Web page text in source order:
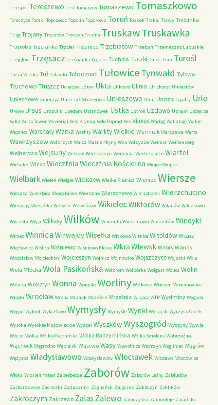
Terespol Tereszewo Tleń Tomaryny Tomaszewo Tomaszkowo
Tomczyce Tomki Topczewo Topolin Toporowo Toruń Toszek Trakai Trawy Treblinka
Trląg Trojany Trojanów Troszyn Trudna TruskawTruskawka
Truskolas Trzcianka Trzciel Trzciniec Trzebiatów Trzebuń Trzemeszno Lubuskie
Trzygłów Trzęsacz Trzścianka Trębice Tuchola Tuczki Tujsk Tum Turośl
Turza Wielka Tuł Tuławki Tułodziad Tułowice Tynwałd Tyłowo
Tłuchowo Tłuszcz Uchacze Udryn Ukta Ulikowo Ulinia Ulrichorst Umiastów
Uniechowo Unierzyż Unierzyż Strzegowo Unieszewo Unin Uniszki Upałty Urle
Urowo Ursus Urszulin Usedom Ustanówek Ustka Ustroń Uzdowo Uznam Uścięcice
Vallo Varso Tower Veivieriai Velo Krynica Velo Poprad Ves Vilnius Wadąg Walidrogi Walim
Wapnica WarchałyWarka Warlity Warlity Wielkie Warmiak Warszawa Warta
Wawrzyszew Wałbrzych Wałcz Ważne Młyny Wda Wdzydze Weimar Weißenberg
Wejherowo Wejsuny Welzow Wereszczyn Weronika Westerplatte Wiartel
Wichulec Wicko Wieczfnia Wieczfnia Kościelna Wiejce Wiejsce
Wielbark Wieleń Wielgie Wieliszew Wielka Piaśnica Wieniec Wiersze
Wierzba Wierzbica Wierzbinek Wierzbno Wierzchowo Wierzchołek Wierzchucino
Wierzchy Wiesiółka Wiewiec Wiewiórów WikielecWiktorów Wilanów Wilczkowo
Wilczęta Wilga WilkasyWilków Wincenta Wincentowo Wincentów Windyki
Winiec Winnica WirwajdyWisełka Witkowo Witnica Witoldów Wizna
Więcławice Wiślica Wiśniewo Wiśniowo Ełckie Wkra Wlewsk Wnory Wandy
Wodzisław Wojciechów Wojcieszyn Wojnicz Wojnowice Wojszczyce Wojszki Wola
Wola Młocka Wola Pasikońska Wolbrom Wolbórka Wolgast Wolica Wolin
Wolnica Wolsztyn Wonna Worgule Worliny Wołkowe Wriezen Wrocimowice
Wrocki Wrocław Wrona Wrzask Wrzeście Września Wrząca WTR Wydminy Wygoda
Wygon Wykrot Wylazłowo Wymysły Wymyśle Wynki Wyrzysk Wyrzysk Osiek
Wysoka Wysokie Mazowieckie Wyszel WyszkówWyszogród Wyszyny Wywła
Wójcin Wólka Wólka Majdańska Wólka Radzymińska Wólka Smolana Wąbrzeźno
Wąchock Wągrodno Wąpielsk Wąsewo Wąsy Wąwolnica Wędrzyn Węgliniec Węgrów
Wężyska Władysławowo Władysławów Włocławek Włodawa Włodowice
Włoka Włosień Ystad Zaberbecze Zaborów Zaborów Leśny Zabłudów
Zacharzowice Zacieczki Zaduszniki Zagnańsk Zajączek Zakliczyn Zaklików
Zakroczym Zakrzewo ZalasZalewo Zamczysko Zamordeje Zarańsko